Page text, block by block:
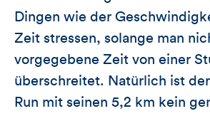
Dingen wie der
Zeit stressen, solange man
vorgegebene Zeit von einer
überschreitet. Natürlich ist
Run mit seinen 5,2 km kein